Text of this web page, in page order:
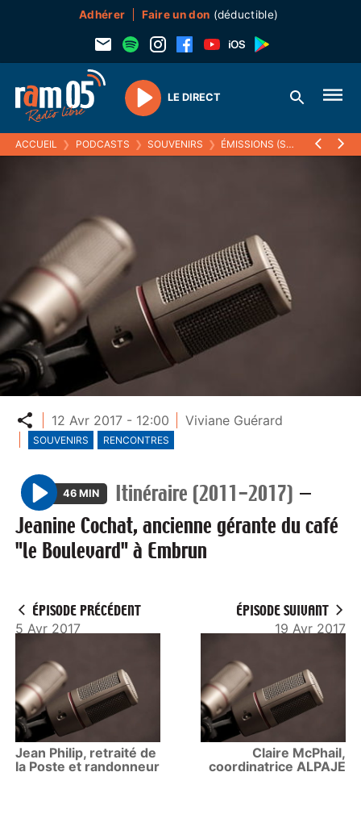
Adhérer Faire un don (déductible)
Play
LE DIRECT
ACCUEIL ❯ PODCASTS ❯ SOUVENIRS ❯ ÉMISSIONS (SOUVENIRS) ❯
Partager
12 Avr 2017 - 12:00 Viviane Guérard
SOUVENIRS RENCONTRES
P
l
a
46 MIN Itinéraire (2011-2017) —
Jeanine Cochat, ancienne gérante du café
"le Boulevard" à Embrun
ÉPISODE PRÉCÉDENT
5 Avr 2017
Jean Philip, retraité de
la Poste et randonneur
ÉPISODE SUIVANT
19 Avr 2017
Claire McPhail,
coordinatrice ALPAJE